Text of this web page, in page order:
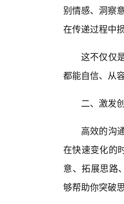
别情感、洞察
在传递过程中
这不仅仅
都能自信、从
二、激发
高效的沟
在快速变化的
意、拓展思路
够帮助你突破